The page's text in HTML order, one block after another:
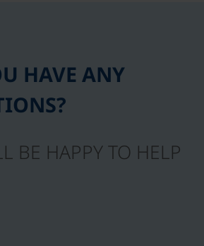
HAVE ANY
BE HAPPY TO HELP